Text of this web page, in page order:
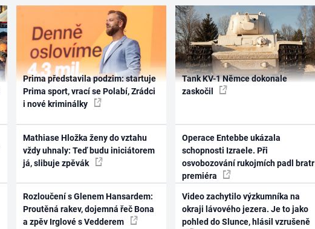
Prima představila podzim: startuje
Prima sport, vrací se Polabí, Zrádci
i nové kriminálky
Mathiase Hložka ženy do vztahu
vždy uhnaly: Teď budu iniciátorem
já, slibuje zpěvák
Rozloučení s Glenem Hansardem:
Proutěná rakev, dojemná řeč Bona
a zpěv Irglové s Vedderem
Tank KV-1 Němce dokonale
zaskočil
Operace Entebbe ukázala
schopnosti Izraele. Při
osvobozování rukojmích padl bratr
premiéra
Video zachytilo výzkumníka na
okraji lávového jezera. Je to jako
pohled do Slunce, hlásil vzrušeně